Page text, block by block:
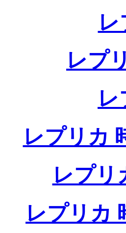
レプ
レプリカ
レプリ
レプリカ